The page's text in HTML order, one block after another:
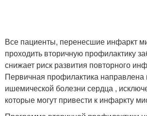
Все пациенты, перенесшие инфаркт
проходить вторичную профилактику
снижает риск развития повторного
Первичная профилактика направлена
ишемической болезни сердца ,
которые могут привести к инфаркту